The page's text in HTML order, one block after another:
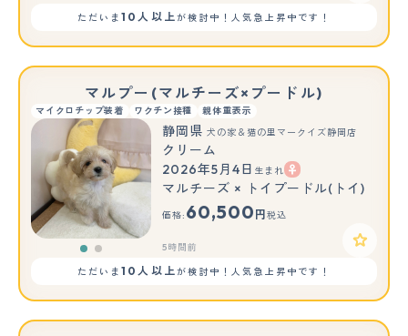
ただいま10人以上が検討中！人気急上昇中です！
マルプー(マルチーズ×プードル)
マイクロチップ装着 ワクチン接種 親体重表示
もっと見る
静岡県 犬の家＆猫の里マークイズ静岡店
クリーム
2026年5月4日 生まれ
マルチーズ × トイプードル(トイ)
価格: 60,500 円 税込
5時間前
ただいま10人以上が検討中！人気急上昇中です！